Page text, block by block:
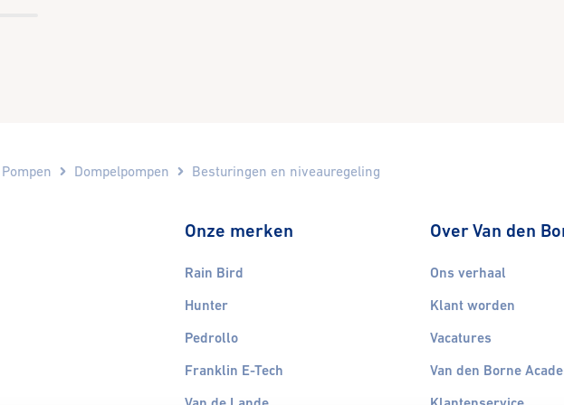
Pompen Dompelpompen Besturingen en niveauregeling
Onze merken
Rain Bird
Hunter
Pedrollo
Franklin E-Tech
Over Van den
Ons verhaal
Klant worden
Vacatures
Van den Borne